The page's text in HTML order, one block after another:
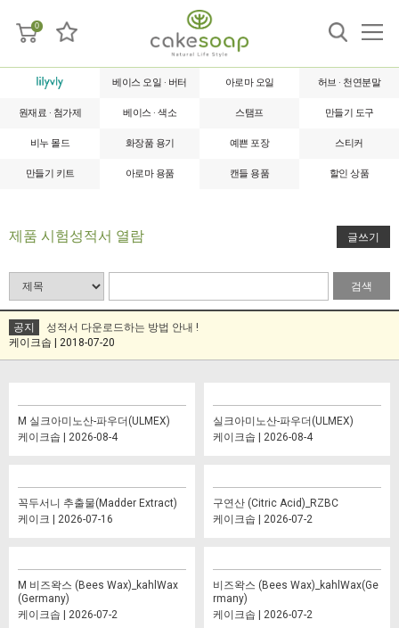
0
베이스 오일 · 버터 아로마 오일 허브 · 천연분말
원재료 · 첨가제 베이스 · 색소 스탬프 만들기 도구
비누 몰드 화장품 용기 예쁜 포장 스티커
만들기 키트 아로마 용품 캔들 용품 할인 상품
제품 시험성적서 열람 글쓰기
검색
공지
성적서 다운로드하는 방법 안내 !
케이크솝 | 2018-07-20
M 실크아미노산-파우더(ULMEX)
케이크솝 | 2026-08-4
실크아미노산-파우더(ULMEX)
케이크솝 | 2026-08-4
꼭두서니 추출물(Madder Extract)
케이크 | 2026-07-16
구연산 (Citric Acid)_RZBC
케이크솝 | 2026-07-2
M 비즈왁스 (Bees Wax)_kahlWax
(Germany)
케이크솝 | 2026-07-2
비즈왁스 (Bees Wax)_kahlWax(Ge
rmany)
케이크솝 | 2026-07-2